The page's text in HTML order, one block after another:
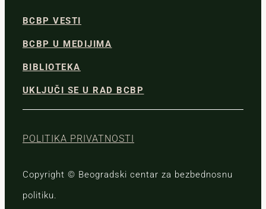
BCBP VESTI
BCBP U MEDIJIMA
BIBLIOTEKA
UKLJUČI SE U RAD BCBP
POLITIKA PRIVATNOSTI
Copyright © Beogradski centar za bezbednosnu
politiku.